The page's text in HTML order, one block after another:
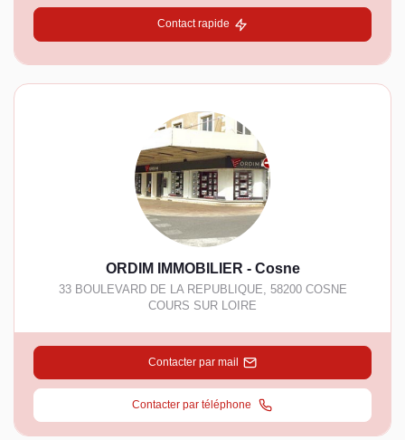
Contact rapide
ORDIM IMMOBILIER - Cosne
33 BOULEVARD DE LA REPUBLIQUE 58200 COSNE
COURS SUR LOIRE
Contacter par mail
Contacter par téléphone